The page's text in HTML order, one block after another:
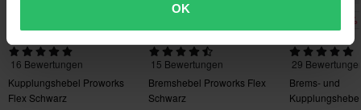
OK
32,99 €
16 Bewertungen
Kupplungshebel Proworks
Flex Schwarz
32,59 €
15 Bewertungen
Bremshebel Proworks Flex
Schwarz
-37%
39,90 €
29
Brems- und